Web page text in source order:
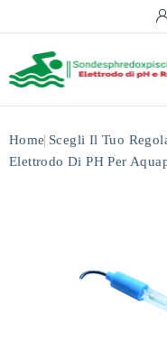
Home Scegli Il Tuo
Elettrodo Di PH Per